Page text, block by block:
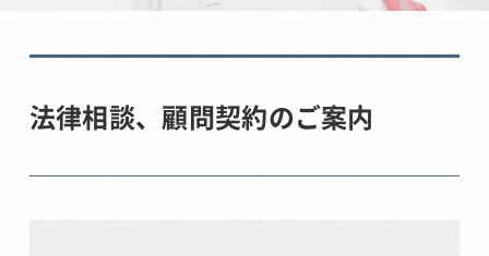
法律相談、顧問契約のご案内